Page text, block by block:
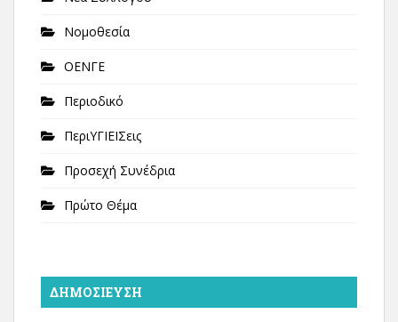
Νομοθεσία
ΟΕΝΓΕ
Περιοδικό
ΠεριΥΓΙΕΙΣεις
Προσεχή Συνέδρια
Πρώτο Θέμα
ΔΗΜΟΣΊΕΥΣΗ